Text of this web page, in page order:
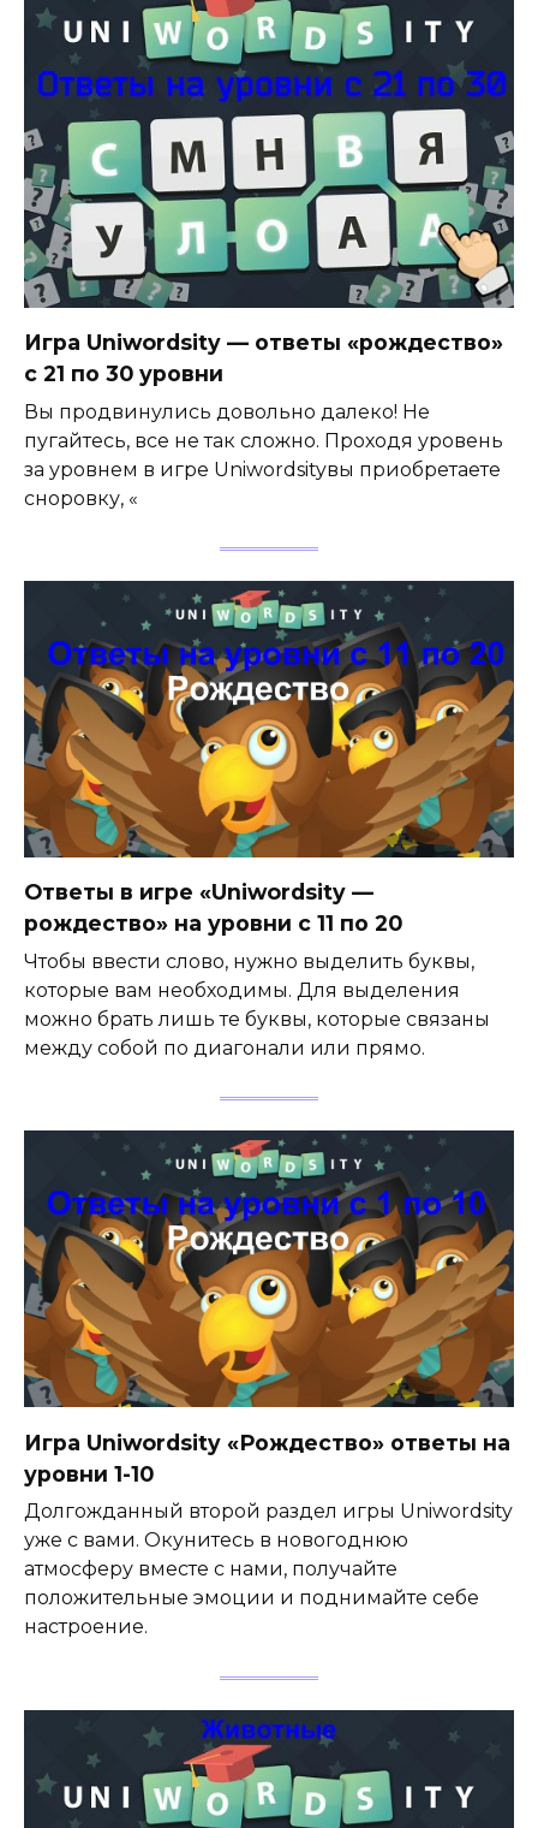
Игра Uniwordsity — ответы «рождество»
с 21 по 30 уровни
Вы продвинулись довольно далеко! Не
пугайтесь, все не так сложно. Проходя уровень
за уровнем в игре Uniwordsityвы приобретаете
сноровку, «
Ответы в игре «Uniwordsity —
рождество» на уровни с 11 по 20
Чтобы ввести слово, нужно выделить буквы,
которые вам необходимы. Для выделения
можно брать лишь те буквы, которые связаны
между собой по диагонали или прямо.
Игра Uniwordsity «Рождество» ответы на
уровни 1-10
Долгожданный второй раздел игры Uniwordsity
уже с вами. Окунитесь в новогоднюю
атмосферу вместе с нами, получайте
положительные эмоции и поднимайте себе
настроение.